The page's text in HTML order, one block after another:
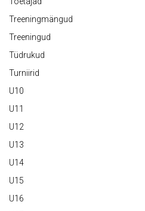
Treeningmängud
Treeningud
Tüdrukud
Turniirid
U10
U11
U12
U13
U14
U15
U16